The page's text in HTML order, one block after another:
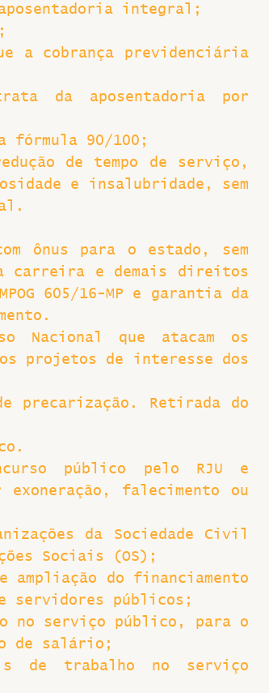
aposentadoria integral;
a cobrança previdenciária
da aposentadoria por
fórmula 90/100;
de tempo de serviço,
e insalubridade, sem
ônus para o estado, sem
carreira e demais direitos
605/16-MP e garantia da
Nacional que atacam os
projetos de interesse dos
precarização. Retirada do
público pelo RJU e
falecimento ou
da Sociedade Civil
Sociais (OS);
ampliação do financiamento
servidores públicos;
no serviço público, para o
de salário;
de trabalho no serviço